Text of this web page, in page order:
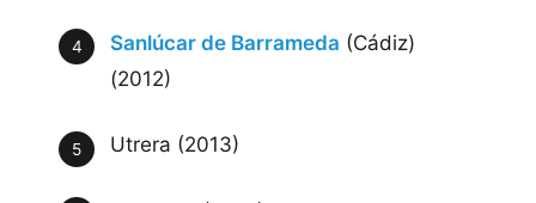
Sanlúcar de Barrameda (Cádiz)
(2012)
Utrera (2013)